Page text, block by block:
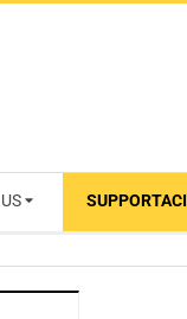
SUPPORTACI